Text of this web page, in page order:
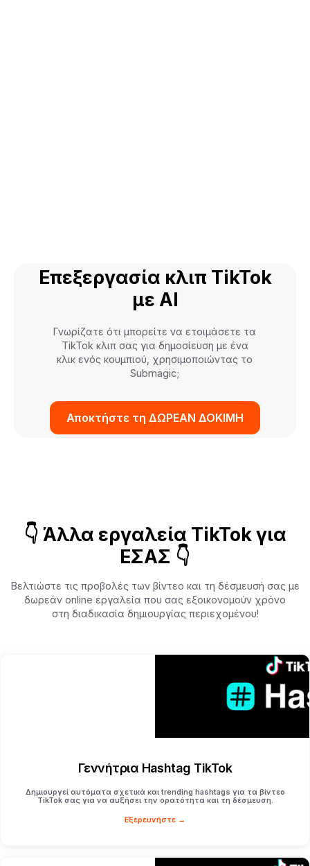
Επεξεργασία κλιπ TikTok
με AI
Γνωρίζατε ότι μπορείτε να ετοιμάσετε τα
TikTok κλιπ σας για δημοσίευση με ένα
κλικ ενός κουμπιού, χρησιμοποιώντας το
Submagic;
Αποκτήστε τη ΔΩΡΕΑΝ ΔΟΚΙΜΗ
👇 Άλλα εργαλεία TikTok για
ΕΣΑΣ 👇
Βελτιώστε τις προβολές των βίντεο και τη δέσμευσή σας με
δωρεάν online εργαλεία που σας εξοικονομούν χρόνο
στη διαδικασία δημιουργίας περιεχομένου!
Γεννήτρια Hashtag TikTok
Δημιουργεί αυτόματα σχετικά και trending hashtags για τα βίντεο
TikTok σας για να αυξήσει την ορατότητα και τη δέσμευση.
Εξερευνήστε →